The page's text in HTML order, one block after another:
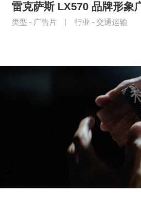
雷克萨斯 LX570 品牌形象
类型 - 广告片 行业 - 交通运输